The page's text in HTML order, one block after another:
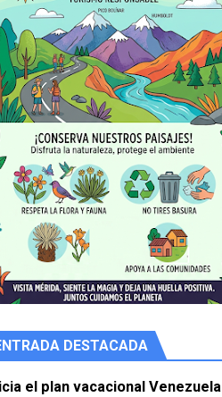
agua
DESTACADA
el plan vacacional Venezuela